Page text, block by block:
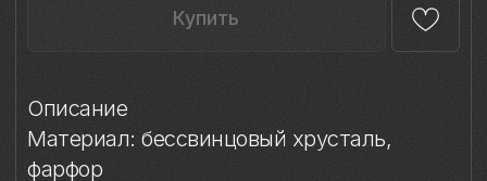
Сертификаты: Бокалы имеют все
необходимые сертификаты и декларации
соответствия. Абсолютно безопасны в
использовании